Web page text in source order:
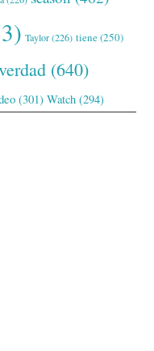
Taylor(226) tiene(250)
(640)
(301) Watch (294)